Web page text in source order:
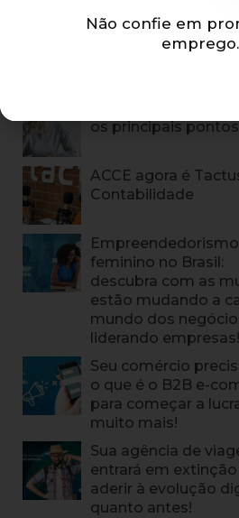
os principais pontos
ACCE agora é
Contabilidade
Empreendedorismo
feminino no Brasil:
descubra com as
estão mudando a
mundo dos
liderando empresas!
Seu comércio
o que é o B2B e-
para começar a
muito mais!
Sua agência de
entrará em
aderir à evolução
quanto antes!
Não confie em
emprego.